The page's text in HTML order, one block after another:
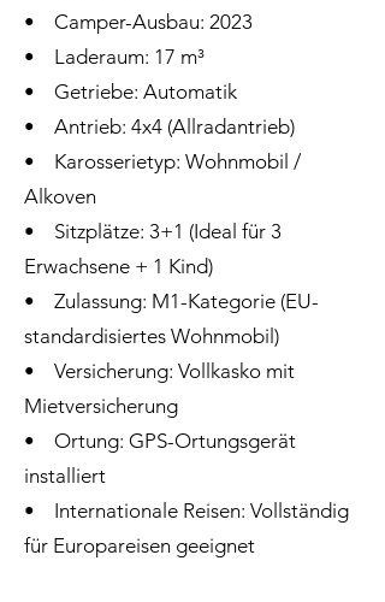
• Camper-Ausbau: 2023
• Laderaum: 17 m³
• Getriebe: Automatik
• Antrieb: 4x4 (Allradantrieb)
• Karosserietyp: Wohnmobil /
Alkoven
• Sitzplätze: 3+1 (Ideal für 3
Erwachsene + 1 Kind)
• Zulassung: M1-Kategorie (EU-
standardisiertes Wohnmobil)
• Versicherung: Vollkasko mit
Mietversicherung
• Ortung: GPS-Ortungsgerät
installiert
• Internationale Reisen: Vollständig
für Europareisen geeignet